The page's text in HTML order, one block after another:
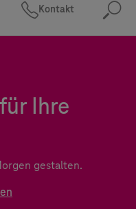
Kontakt
Ihre
gestalten.